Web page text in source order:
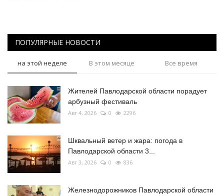
ПОПУЛЯРНЫЕ НОВОСТИ
на этой неделе В этом месяце Все время
Жителей Павлодарской области порадует
арбузный фестиваль
Авг 4, 2026 0 2296
Шквальный ветер и жара: погода в
Павлодарской области 3...
Авг 3, 2026 0 836
Железнодорожников Павлодарской области